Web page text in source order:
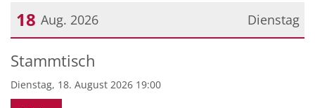
Dienstag
18 Aug. 2026
Datum: 18. August 2026
Stammtisch
Dienstag, 18. August 2026 19:00